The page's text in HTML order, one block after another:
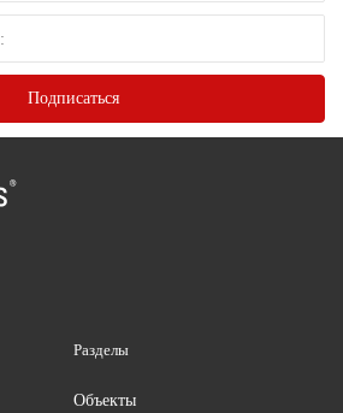
Разделы
Объекты